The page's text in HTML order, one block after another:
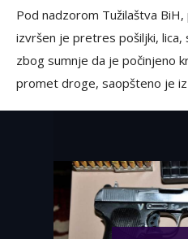
Pod nadzorom Tužilaštva
izvršen je pretres pošiljki, lica,
zbog sumnje da je počinjeno
promet droge, saopšteno je iz